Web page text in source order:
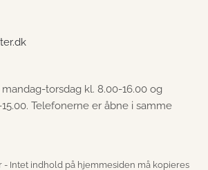
torsdag kl. 8.00-16.00 og
Telefonerne er åbne i samme
- Intet indhold på hjemmesiden må kopieres